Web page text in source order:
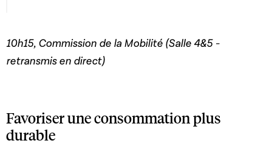
10h15, Commission de la Mobilité (Salle 4&5 -
retransmis en direct)
Favoriser une consommation plus
durable